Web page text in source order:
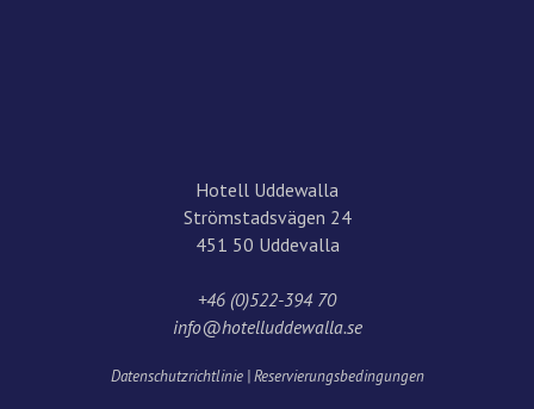
Hotell Uddewalla
Strömstadsvägen 24
451 50 Uddevalla
+46 (0)522-394 70
info@hotelluddewalla.se
Datenschutzrichtlinie|Reservierungsbedingungen